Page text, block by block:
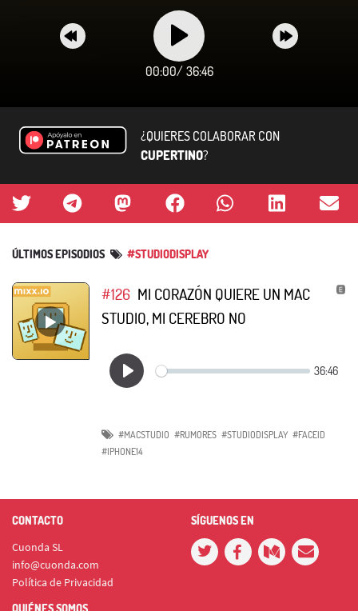
00:00/ 36:46
¿QUIERES COLABORAR CON
CUPERTINO?
ÚLTIMOS EPISODIOS #STUDIODISPLAY
#126 MI CORAZÓN QUIERE UN MAC
STUDIO, MI CEREBRO NO
#MACSTUDIO #RUMORES #STUDIODISPLAY #FACEID
#IPHONE14
CONTACTO
Cuonda SL
info@cuonda.com
Política de Privacidad
SÍGUENOS EN
QUIÉNES SOMOS